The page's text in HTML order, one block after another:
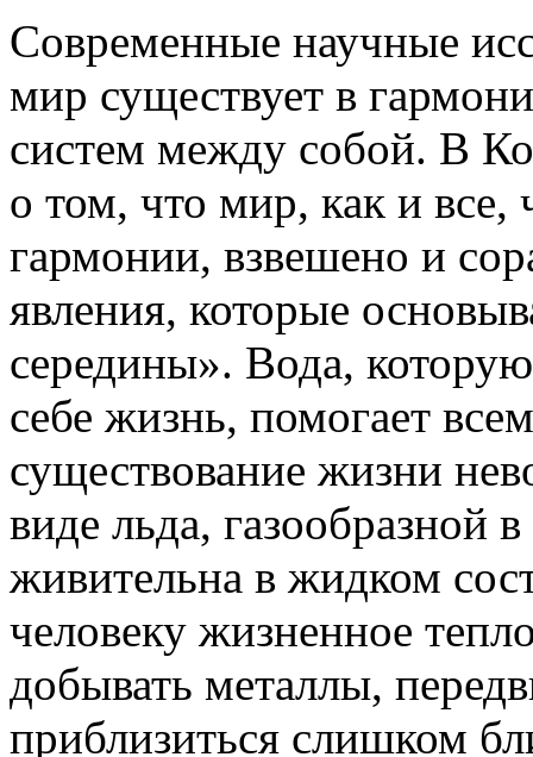
Современные научные
мир существует в
систем между собой. В
о том, что мир, как и все,
гармонии, взвешено и
явления, которые
середины». Вода,
себе жизнь, помогает
существование жизни
виде льда, газообразной
живительна в жидком
человеку жизненное
добывать металлы,
приблизиться слишком